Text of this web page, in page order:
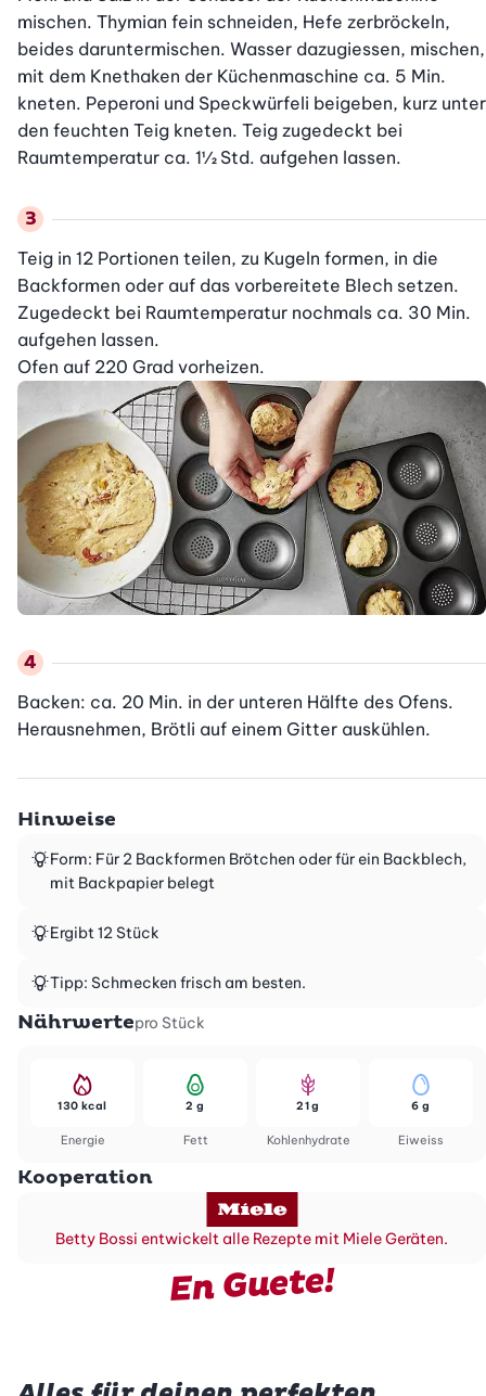
mischen. Thymian fein schneiden, Hefe zerbröckeln,
beides daruntermischen. Wasser dazugiessen, mischen,
mit dem Knethaken der Küchenmaschine ca. 5 Min.
kneten. Peperoni und Speckwürfeli beigeben, kurz unter
den feuchten Teig kneten. Teig zugedeckt bei
Raumtemperatur ca. 1½ Std. aufgehen lassen.
Teig in 12 Portionen teilen, zu Kugeln formen, in die
Backformen oder auf das vorbereitete Blech setzen.
Zugedeckt bei Raumtemperatur nochmals ca. 30 Min.
aufgehen lassen.
Ofen auf 220 Grad vorheizen.
Backen: ca. 20 Min. in der unteren Hälfte des Ofens.
Herausnehmen, Brötli auf einem Gitter auskühlen.
Hinweise
Form: Für 2 Backformen Brötchen oder für ein Backblech,
mit Backpapier belegt
Ergibt 12 Stück
Tipp: Schmecken frisch am besten.
Nährwertepro Stück
Energie
130 kcal
Fett
2 g
Kohlenhydrate
21 g
Eiweiss
6 g
Kooperation
Betty Bossi entwickelt alle Rezepte mit Miele Geräten.
En Guete!